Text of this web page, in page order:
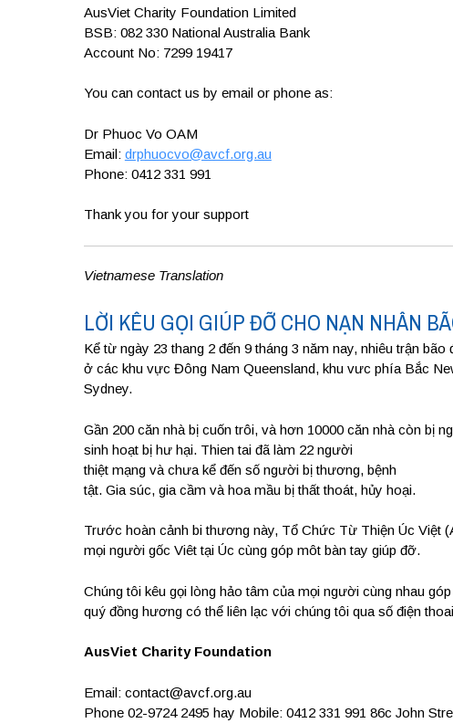
AusViet Charity Foundation Limited
BSB: 082 330 National Australia Bank
Account No: 7299 19417
You can contact us by email or phone as:
Dr Phuoc Vo OAM
Email: drphuocvo@avcf.org.au
Phone: 0412 331 991
Thank you for your support
Vietnamese Translation
LỜI KÊU GỌI GIÚP ĐỠ CHO NẠN NHÂN
Kể từ ngày 23 thang 2 đến 9 tháng 3 năm nay, nhiêu trận
ở các khu vực Đông Nam Queensland, khu vưc phía Bắc
Sydney.
Gần 200 căn nhà bị cuốn trôi, và hơn 10000 căn nhà còn bị
sinh hoạt bị hư hại. Thien tai đã làm 22 người
thiệt mạng và chưa kể đến số người bị thương, bệnh
tật. Gia súc, gia cầm và hoa mầu bị thất thoát, hủy hoại.
Trước hoàn cảnh bi thương này, Tổ Chức Từ Thiện Úc Việt
mọi người gốc Viêt tại Úc cùng góp môt bàn tay giúp đỡ.
Chúng tôi kêu gọi lòng hảo tâm của mọi người cùng nhau
quý đồng hương có thể liên lạc với chúng tôi qua số điện
AusViet Charity Foundation
Email: contact@avcf.org.au
Phone 02-9724 2495 hay Mobile: 0412 331 991 86c John